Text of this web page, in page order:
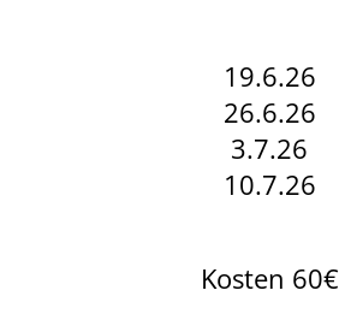
19.6.26
26.6.26
3.7.26
10.7.26
Kosten 60€